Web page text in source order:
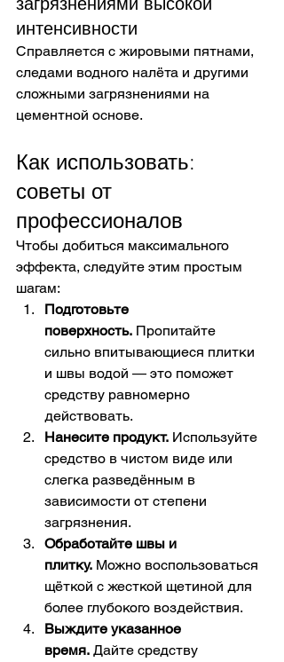
интенсивности
Справляется с жировыми пятнами,
следами водного налёта и другими
сложными загрязнениями на
цементной основе.
Как использовать:
советы от
профессионалов
Чтобы добиться максимального
эффекта, следуйте этим простым
шагам:
Подготовьте
поверхность. Пропитайте
сильно впитывающиеся плитки
и швы водой — это поможет
средству равномерно
действовать.
Нанесите продукт. Используйте
средство в чистом виде или
слегка разведённым в
зависимости от степени
загрязнения.
Обработайте швы и
плитку. Можно воспользоваться
щёткой с жесткой щетиной для
более глубокого воздействия.
Выждите указанное
время. Дайте средству